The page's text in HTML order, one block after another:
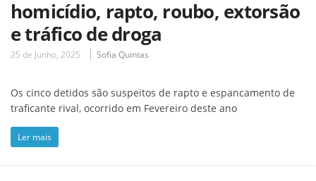
homicídio, rapto, roubo, extorsão
e tráfico de droga
25 de Junho, 2025 Sofia Quintas
Os cinco detidos são suspeitos de rapto e espancamento de
traficante rival, ocorrido em Fevereiro deste ano
Ler mais